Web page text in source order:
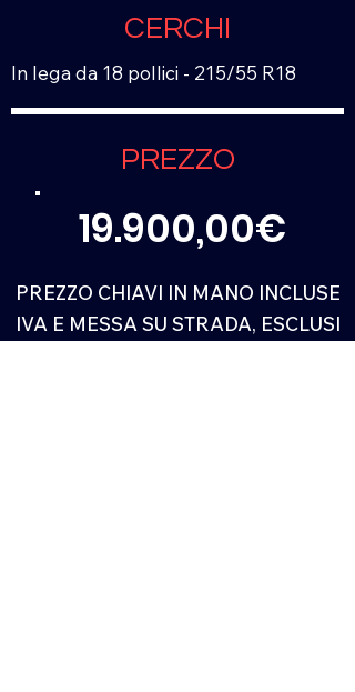
CERCHI
In lega da 18 pollici - 215/55 R18
PREZZO
19.900,00€
PREZZO CHIAVI IN MANO INCLUSE
IVA E MESSA SU STRADA, ESCLUSI